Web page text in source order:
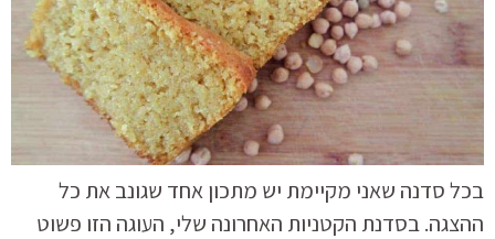
בכל סדנה שאני מקיימת יש מתכון אחד שגונב את כל
ההצגה. בסדנת הקטניות האחרונה שלי, העוגה הזו פשוט